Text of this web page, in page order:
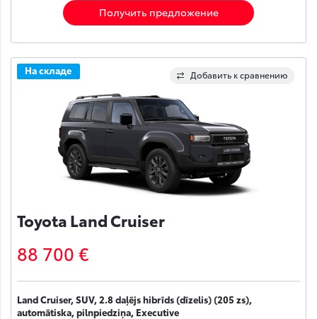
Получить предложение
Добавить к сравнению
На складе
Toyota Land Cruiser
88 700 €
Land Cruiser, SUV, 2.8 daļējs hibrīds (dīzelis) (205 zs),
automātiska, pilnpiedziņa, Executive